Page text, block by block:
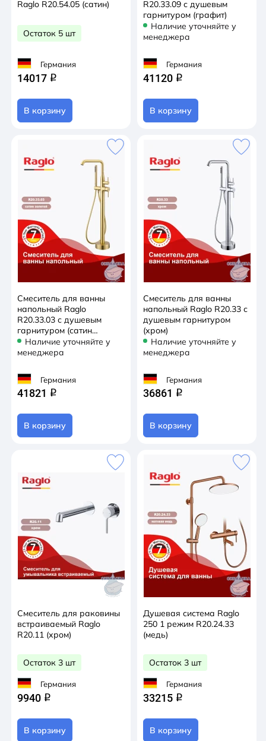
Raglo R20.54.05 (сатин)
Остаток 5 шт
Германия
14017 q
В корзину
R20.33.09 с душевым
гарнитуром (графит)
Наличие уточняйте у
менеджера
Германия
41120 q
В корзину
Смеситель для ванны
напольный Raglo
R20.33.03 с душевым
гарнитуром (сатин
золотой)
Наличие уточняйте у
менеджера
Германия
41821 q
В корзину
Смеситель для ванны
напольный Raglo R20.33 с
душевым гарнитуром
(хром)
Наличие уточняйте у
менеджера
Германия
36861 q
В корзину
Смеситель для раковины
встраиваемый Raglo
R20.11 (хром)
Остаток 3 шт
Германия
9940 q
В корзину
Душевая система Raglo
250 1 режим R20.24.33
(медь)
Остаток 3 шт
Германия
33215 q
В корзину